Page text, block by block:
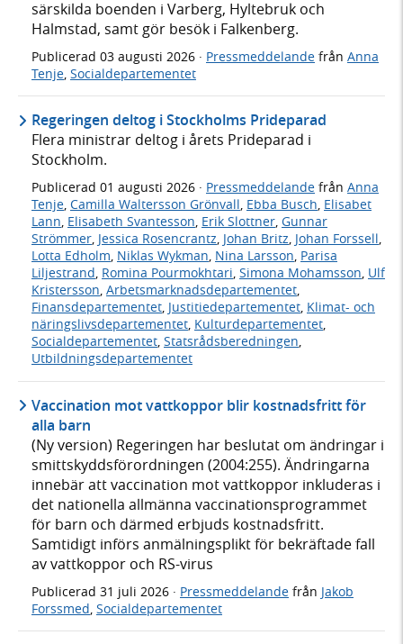
särskilda boenden i Varberg, Hyltebruk och
Halmstad, samt gör besök i Falkenberg.
Publicerad 03 augusti 2026 · Pressmeddelande från Anna
Tenje, Socialdepartementet
Regeringen deltog i Stockholms Prideparad
Flera ministrar deltog i årets Prideparad i
Stockholm.
Publicerad 01 augusti 2026 · Pressmeddelande från Anna
Tenje, Camilla Waltersson Grönvall, Ebba Busch, Elisabet
Lann, Elisabeth Svantesson, Erik Slottner, Gunnar
Strömmer, Jessica Rosencrantz, Johan Britz, Johan Forssell,
Lotta Edholm, Niklas Wykman, Nina Larsson, Parisa
Liljestrand, Romina Pourmokhtari, Simona Mohamsson, Ulf
Kristersson, Arbetsmarknadsdepartementet,
Finansdepartementet, Justitiedepartementet, Klimat- och
näringslivsdepartementet, Kulturdepartementet,
Socialdepartementet, Statsrådsberedningen,
Utbildningsdepartementet
Vaccination mot vattkoppor blir kostnadsfritt för
alla barn
(Ny version) Regeringen har beslutat om ändringar i
smittskyddsförordningen (2004:255). Ändringarna
innebär att vaccination mot vattkoppor inkluderas i
det nationella allmänna vaccinationsprogrammet
för barn och därmed erbjuds kostnadsfritt.
Samtidigt införs anmälningsplikt för bekräftade fall
av vattkoppor och RS-virus
Publicerad 31 juli 2026 · Pressmeddelande från Jakob
Forssmed, Socialdepartementet